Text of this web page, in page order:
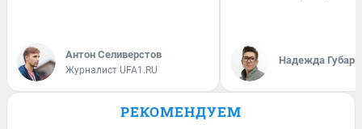
Антон Селиверстов
Журналист UFA1.RU
Надежда Губарь
РЕКОМЕНДУЕМ